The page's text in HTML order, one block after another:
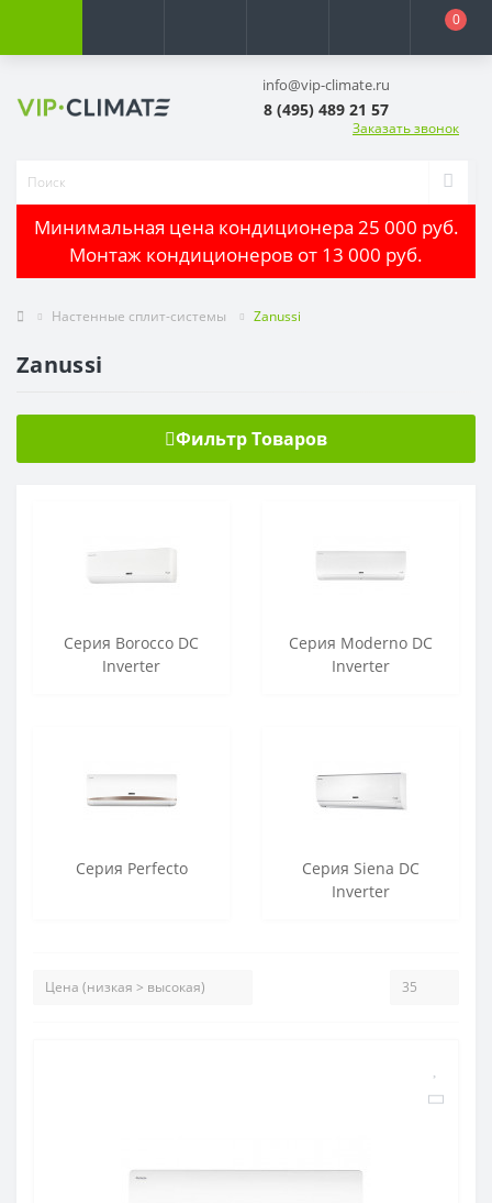
0
info@vip-climate.ru
8 (495) 489 21 57
Заказать звонок
Минимальная цена кондиционера 25 000 руб.
Монтаж кондиционеров от 13 000 руб.
Настенные сплит-системы Zanussi
Zanussi
Фильтр Товаров
Серия Borocco DC
Inverter
Серия Moderno DC
Inverter
Серия Perfecto
Серия Siena DC
Inverter